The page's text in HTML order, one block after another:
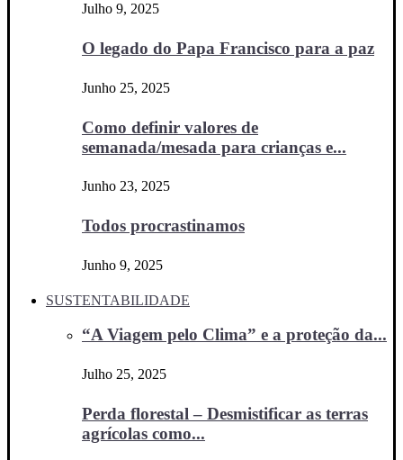
Julho 9, 2025
O legado do Papa Francisco para a paz
Junho 25, 2025
Como definir valores de
semanada/mesada para crianças e...
Junho 23, 2025
Todos procrastinamos
Junho 9, 2025
SUSTENTABILIDADE
“A Viagem pelo Clima” e a proteção da...
Julho 25, 2025
Perda florestal – Desmistificar as terras
agrícolas como...